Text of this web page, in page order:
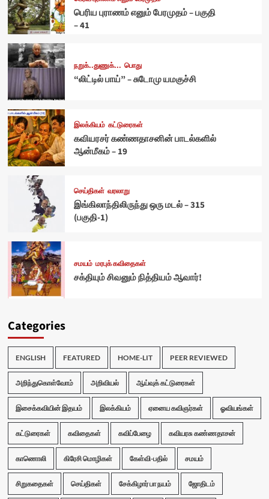
பெரிய புராணம் எனும் பேரமுதம் – பகுதி
– 41
நறுக்..துணுக்... பொது
“லிட்டில் பாய்” – சுடோமு யமகுச்சி
இலக்கியம் கட்டுரைகள்
கவியரசர் கண்ணதாசனின் பாடல்களில்
ஆன்மீகம் – 19
செய்திகள் வரலாறு
இங்கிலாந்திலிருந்து ஒரு மடல் – 315
(பகுதி-1)
சமயம் மரபுக் கவிதைகள்
சக்தியும் சிவனும் நித்தியம் ஆவார்!
Categories
ENGLISH FEATURED HOME-LIT PEER REVIEWED
அறிந்துகொள்வோம் அறிவியல் ஆய்வுக் கட்டுரைகள்
இசைக்கவியின் இதயம் இலக்கியம் ஏனைய கவிஞர்கள் ஓவியங்கள்
கட்டுரைகள் கவிதைகள் கவிப்பேழை கவியரசு கண்ணதாசன்
காணொலி கிரேசி மொழிகள் கேள்வி-பதில் சமயம்
சிறுகதைகள் செய்திகள் சேக்கிழார் பா நயம் ஜோதிடம்